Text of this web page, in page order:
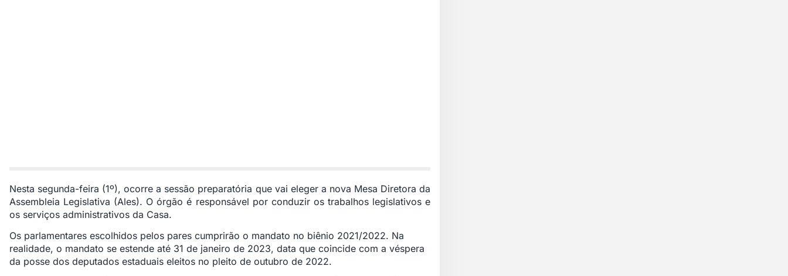
Nesta segunda-feira (1º), ocorre a sessão preparatória que vai eleger a nova Mesa Diretora da
Assembleia Legislativa (Ales). O órgão é responsável por conduzir os trabalhos legislativos e
os serviços administrativos da Casa.
Os parlamentares escolhidos pelos pares cumprirão o mandato no biênio 2021/2022. Na
realidade, o mandato se estende até 31 de janeiro de 2023, data que coincide com a véspera
da posse dos deputados estaduais eleitos no pleito de outubro de 2022.